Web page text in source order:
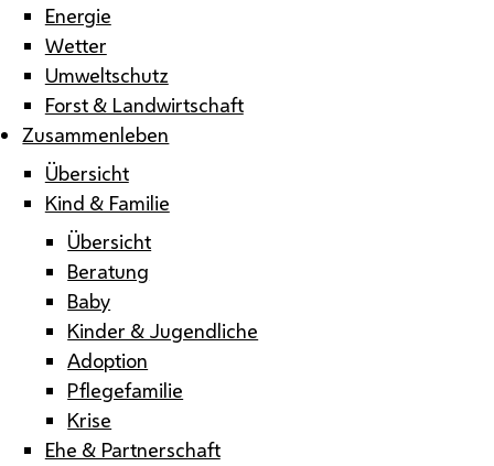
Energie
Wetter
Umweltschutz
Forst & Landwirtschaft
Zusammenleben
Übersicht
Kind & Familie
Übersicht
Beratung
Baby
Kinder & Jugendliche
Adoption
Pflegefamilie
Krise
Ehe & Partnerschaft